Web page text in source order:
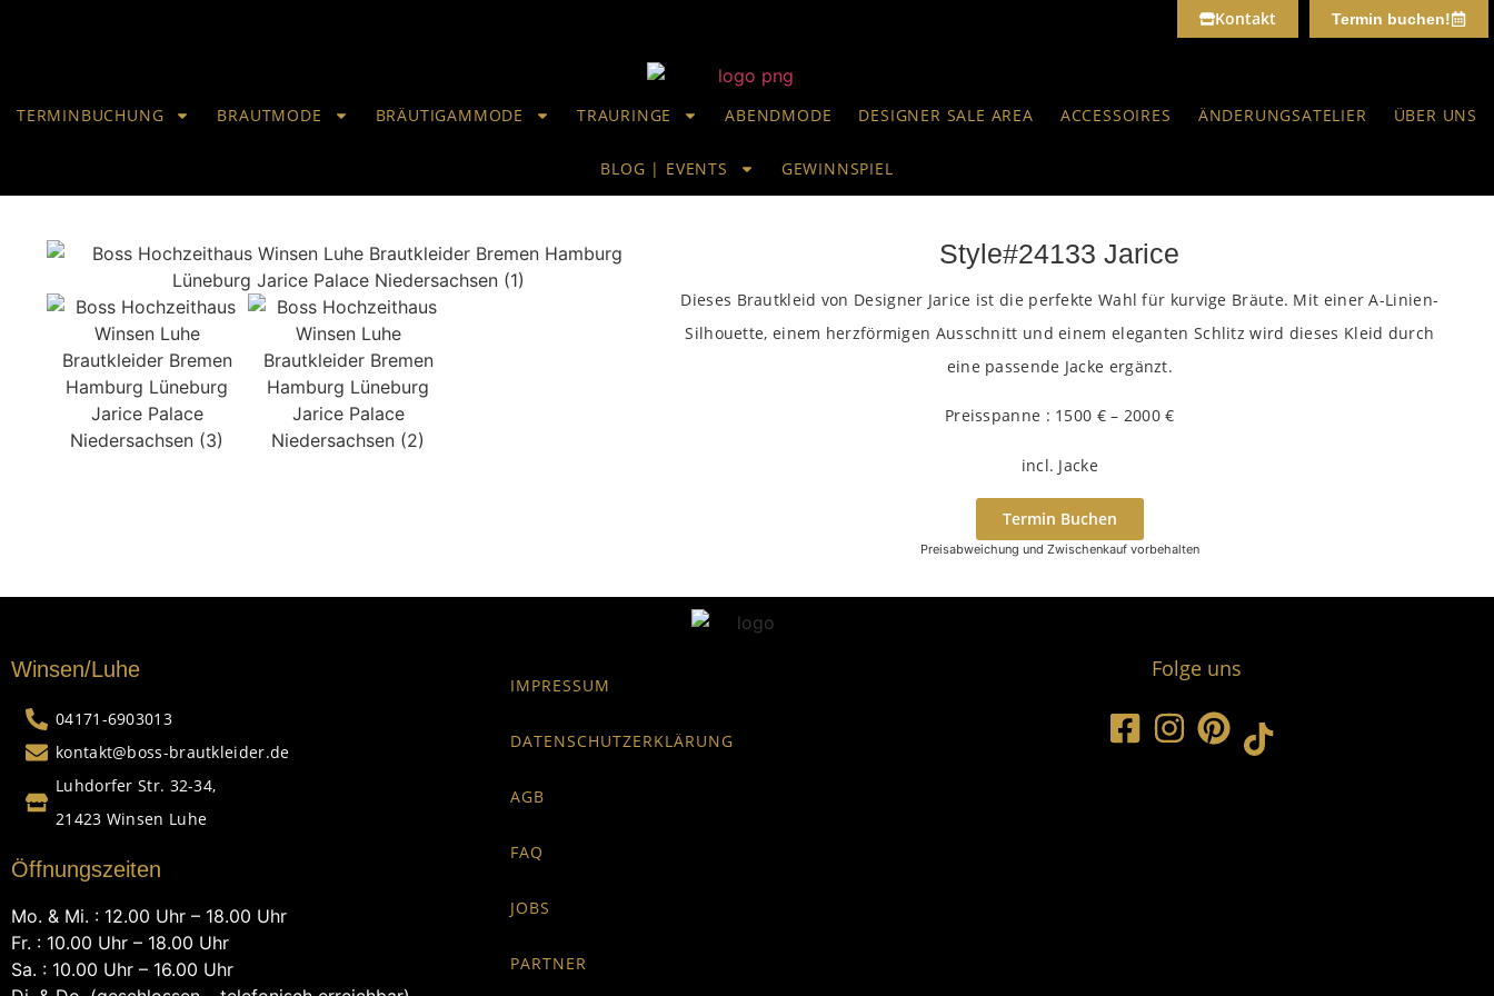
Kontakt Termin buchen!
TERMINBUCHUNG BRAUTMODE BRÄUTIGAMMODE TRAURINGE ABENDMODE DESIGNER SALE AREA ACCESSOIRES ÄNDERUNGSATELIER ÜBER UNS
BLOG | EVENTS GEWINNSPIEL
Style#24133 Jarice
Dieses Brautkleid von Designer Jarice ist die perfekte Wahl für kurvige Bräute. Mit einer A-Linien-
Silhouette, einem herzförmigen Ausschnitt und einem eleganten Schlitz wird dieses Kleid durch
eine passende Jacke ergänzt.
Preisspanne : 1500 € – 2000 €
incl. Jacke
Termin Buchen
Preisabweichung und Zwischenkauf vorbehalten
Winsen/Luhe
04171-6903013
kontakt@boss-brautkleider.de
Luhdorfer Str. 32-34,
21423 Winsen Luhe
Öffnungszeiten
Mo. & Mi. : 12.00 Uhr – 18.00 Uhr
Fr. : 10.00 Uhr – 18.00 Uhr
Sa. : 10.00 Uhr – 16.00 Uhr
IMPRESSUM
DATENSCHUTZERKLÄRUNG
AGB
FAQ
JOBS
PARTNER
Folge uns